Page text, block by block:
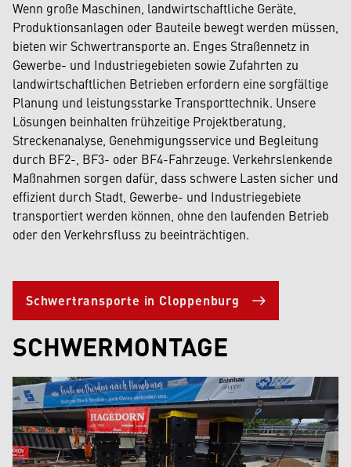
Wenn große Maschinen, landwirtschaftliche Geräte,
Produktionsanlagen oder Bauteile bewegt werden müssen,
bieten wir Schwertransporte an. Enges Straßennetz in
Gewerbe- und Industriegebieten sowie Zufahrten zu
landwirtschaftlichen Betrieben erfordern eine sorgfältige
Planung und leistungsstarke Transporttechnik. Unsere
Lösungen beinhalten frühzeitige Projektberatung,
Streckenanalyse, Genehmigungsservice und Begleitung
durch BF2-, BF3- oder BF4-Fahrzeuge. Verkehrslenkende
Maßnahmen sorgen dafür, dass schwere Lasten sicher und
effizient durch Stadt, Gewerbe- und Industriegebiete
transportiert werden können, ohne den laufenden Betrieb
oder den Verkehrsfluss zu beeinträchtigen.
Schwertransporte in Cloppenburg
SCHWERMONTAGE